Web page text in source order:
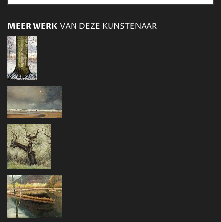
MEER WERK VAN DEZE KUNSTENAAR